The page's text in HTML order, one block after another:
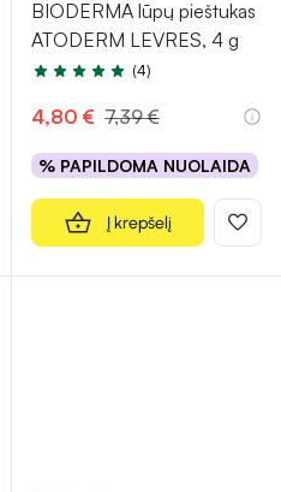
BIODERMA lūpų pieštukas
ATODERM LEVRES, 4 g
Įvertinimas 5.0 iš 5
(4)
4,80 € 7,39 €
% PAPILDOMA NUOLAIDA
Į krepšelį